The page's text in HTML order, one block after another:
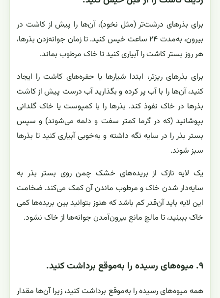
برای بذرهای درشت‌تر (مثل نخود)، آن‌ها را پیش از کاشت در
بیرون، به‌مدت ۲۴ ساعت خیس کنید. تا زمان جوانه‌زدن بذرها،
هر روز بستر کاشت را آبیاری کنید تا خاک مرطوب بماند.
برای بذرهای ریزتر، ابتدا شیارها یا حفره‌های کاشت را ایجاد
کنید، آن‌ها را با آب پر کرده و بگذارید آب درست پیش از کاشت
بذرها در خاک نفوذ کند. بذرها را با کمپوست یا خاک گلدانی
بپوشانید (که در گرما کمتر سفت و دلمه می‌شوند) و سپس
بستر بذر را در سایه نگه داشته و به‌خوبی آبیاری کنید تا بذرها
سبز شوند.
یک لایه نازک از بریده‌های خشک چمن روی بستر بذر به
سایه‌دار شدن خاک و مرطوب ماندن آن کمک می‌کند. ضخامت
این لایه باید آن‌قدر کم باشد که هنوز بتوانید بین بریده‌ها کمی
خاک ببینید، تا مالچ مانع بیرون‌آمدن جوانه‌ها از خاک نشود.
۹. میوه‌های رسیده را به‌موقع برداشت کنید.
همه میوه‌های رسیده را به‌موقع برداشت کنید، زیرا آن‌ها مقدار